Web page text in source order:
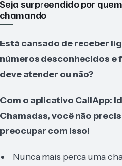
Seja surpreendido por
chamando
Está cansado de receber
números desconhecidos e
deve atender ou não?
Com o aplicativo CallApp:
Chamadas, você não
preocupar com isso!
Nunca mais perca uma